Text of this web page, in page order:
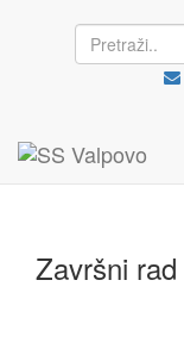
Upisi
e-Škole
Završni rad